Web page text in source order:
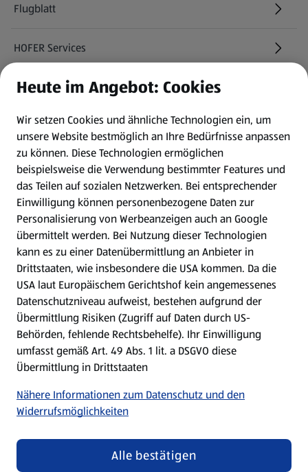
Flugblatt
HOFER Services
Newsletter
WhatsApp
Gewinnspiele
Mein HOFER. Meine Einkäufe.
Meine Meinung. Mein HOFER.
Gutscheingroßbestellung
(öffnet in einem neuen Tab)
Folge uns hier:
Jetzt die HOFER App downloaden
Heute im Angebot: Cookies
Wir setzen Cookies und ähnliche Technologien ein, um
unsere Website bestmöglich an Ihre Bedürfnisse anpassen
zu können. Diese Technologien ermöglichen
beispielsweise die Verwendung bestimmter Features und
das Teilen auf sozialen Netzwerken. Bei entsprechender
Einwilligung können personenbezogene Daten zur
Personalisierung von Werbeanzeigen auch an Google
übermittelt werden. Bei Nutzung dieser Technologien
kann es zu einer Datenübermittlung an Anbieter in
Drittstaaten, wie insbesondere die USA kommen. Da die
USA laut Europäischem Gerichtshof kein angemessenes
Datenschutzniveau aufweist, bestehen aufgrund der
Übermittlung Risiken (Zugriff auf Daten durch US-
Behörden, fehlende Rechtsbehelfe). Ihr Einwilligung
umfasst gemäß Art. 49 Abs. 1 lit. a DSGVO diese
Übermittlung in Drittstaaten
Nähere Informationen zum Datenschutz und den
Widerrufsmöglichkeiten
Alle bestätigen